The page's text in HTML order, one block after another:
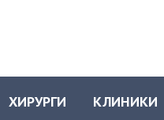
Вероника и Ольга. В
впечатление – комфортное и
ХИРУРГИ КЛИНИКИ